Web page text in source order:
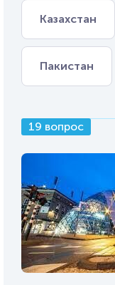
Казахстан
Пакистан
19 вопрос